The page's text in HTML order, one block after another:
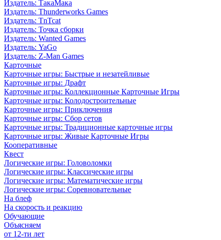
Издатель: ТакаМака
Издатель: Thunderworks Games
Издатель: TnTcat
Издатель: Точка сборки
Издатель: Wanted Games
Издатель: YaGo
Издатель: Z-Man Games
Карточные
Карточные игры: Быстрые и незатейливые
Карточные игры: Драфт
Карточные игры: Коллекционные Карточные Игры
Карточные игры: Колодостроительные
Карточные игры: Приключения
Карточные игры: Сбор сетов
Карточные игры: Традиционные карточные игры
Карточные игры: Живые Карточные Игры
Кооперативные
Квест
Логические игры: Головоломки
Логические игры: Классические игры
Логические игры: Математические игры
Логические игры: Соревновательные
На блеф
На скорость и реакцию
Обучающие
Объясняем
от 12-ти лет